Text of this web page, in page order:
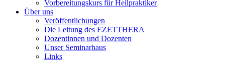
Vorbereitungskurs für Heilpraktiker
Über uns
Veröffentlichungen
Die Leitung des EZETTHERA
Dozentinnen und Dozenten
Unser Seminarhaus
Links